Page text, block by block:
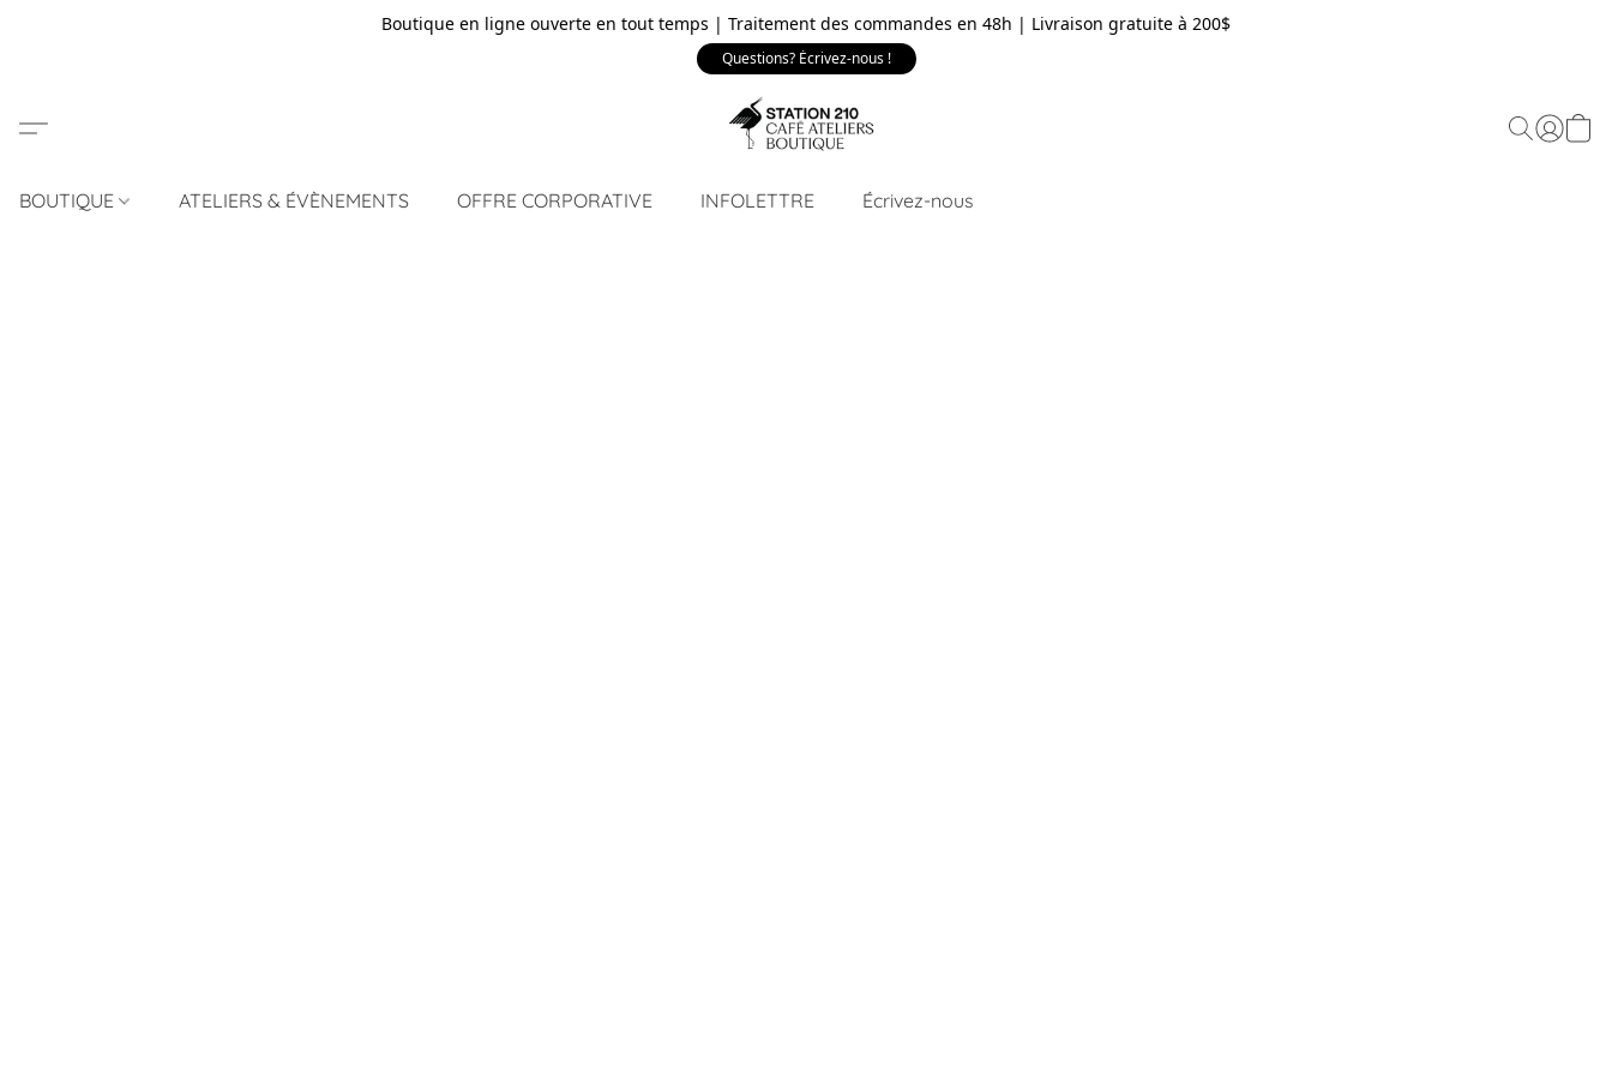
Boutique en ligne ouverte en tout temps | Traitement des commandes en 48h | Livraison gratuite à 200$
Questions? Écrivez-nous !
BOUTIQUE ATELIERS & ÉVÈNEMENTS OFFRE CORPORATIVE INFOLETTRE Écrivez-nous